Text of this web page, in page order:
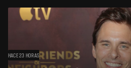
HACE 23 HORAS